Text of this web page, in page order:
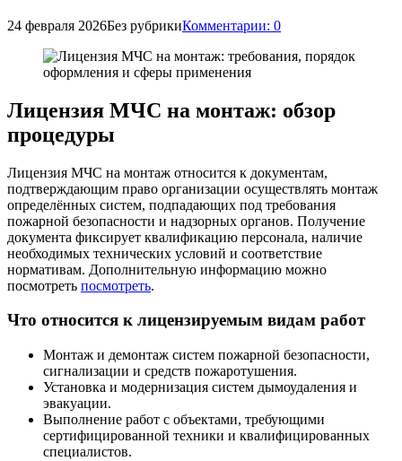
24 февраля 2026Без рубрикиКомментарии: 0
Лицензия МЧС на монтаж: обзор
процедуры
Лицензия МЧС на монтаж относится к документам,
подтверждающим право организации осуществлять монтаж
определённых систем, подпадающих под требования
пожарной безопасности и надзорных органов. Получение
документа фиксирует квалификацию персонала, наличие
необходимых технических условий и соответствие
нормативам. Дополнительную информацию можно
посмотреть посмотреть.
Что относится к лицензируемым видам работ
Монтаж и демонтаж систем пожарной безопасности,
сигнализации и средств пожаротушения.
Установка и модернизация систем дымоудаления и
эвакуации.
Выполнение работ с объектами, требующими
сертифицированной техники и квалифицированных
специалистов.